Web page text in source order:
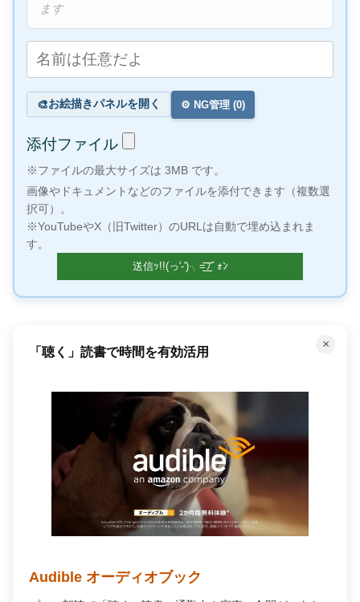
ます
🎨お絵描きパネルを開く ⚙️ NG管理 (0)
添付ファイル
※ファイルの最大サイズは 3MB です。
画像やドキュメントなどのファイルを添付できます（複数選
択可）。
※YouTubeやX（旧Twitter）のURLは自動で埋め込まれま
す。
×
「聴く」読書で時間を有効活用
Audible オーディオブック